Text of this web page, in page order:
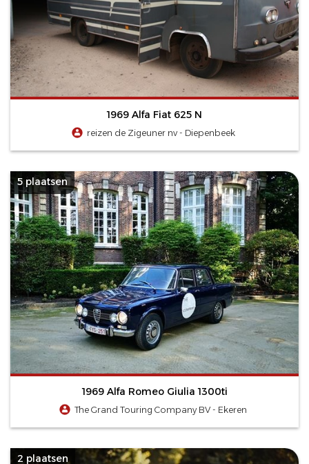
1969 Alfa Fiat 625 N
reizen de Zigeuner nv - Diepenbeek
5 plaatsen
1969 Alfa Romeo Giulia 1300ti
The Grand Touring Company BV - Ekeren
2 plaatsen